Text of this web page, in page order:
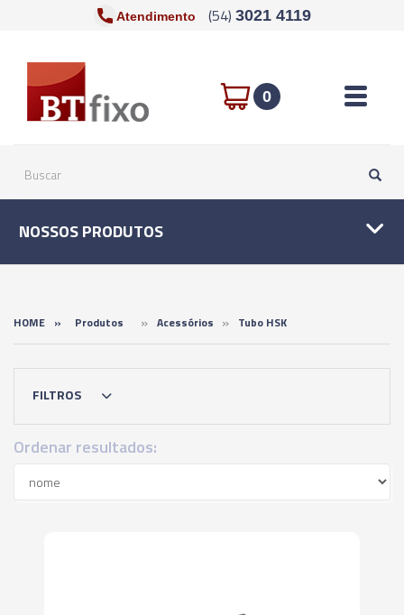
Atendimento (54) 3021 4119
0 Toggle
NOSSOS PRODUTOS
HOME » Produtos » Acessórios » Tubo HSK
FILTROS
Ordenar resultados: